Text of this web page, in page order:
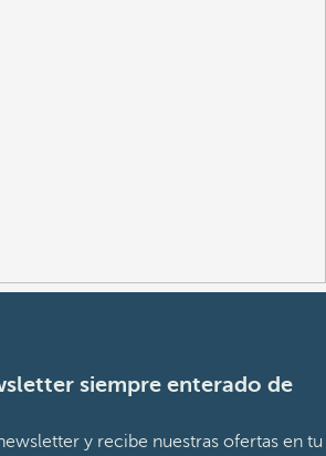
siempre enterado de
y recibe nuestras ofertas en tu